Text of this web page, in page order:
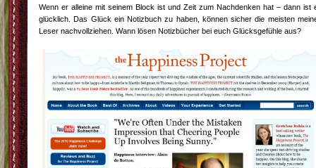
Wenn er alleine mit seinem Block ist und Zeit zum Nachdenken hat – dann ist
glücklich. Das Glück ein Notizbuch zu haben, können sicher die meisten
Leser nachvollziehen. Wann lösen Notizbücher bei euch Glücksgefühle aus?